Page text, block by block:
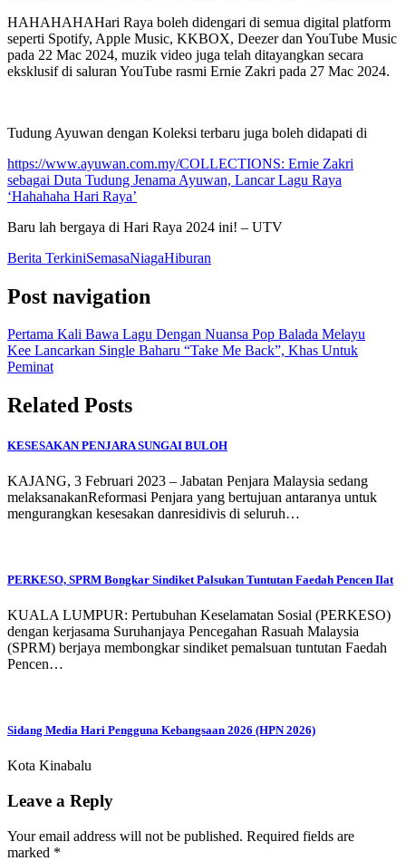
HAHAHAHAHari Raya boleh didengari di semua digital platform
seperti Spotify, Apple Music, KKBOX, Deezer dan YouTube Music
pada 22 Mac 2024, muzik video juga telah ditayangkan secara
eksklusif di saluran YouTube rasmi Ernie Zakri pada 27 Mac 2024.
Tudung Ayuwan dengan Koleksi terbaru juga boleh didapati di
https://www.ayuwan.com.my/COLLECTIONS: Ernie Zakri
sebagai Duta Tudung Jenama Ayuwan, Lancar Lagu Raya
‘Hahahaha Hari Raya’
Baru lah bergaya di Hari Raya 2024 ini! – UTV
Berita TerkiniSemasaNiagaHiburan
Post navigation
Pertama Kali Bawa Lagu Dengan Nuansa Pop Balada Melayu
Kee Lancarkan Single Baharu “Take Me Back”, Khas Untuk
Peminat
Related Posts
KESESAKAN PENJARA SUNGAI BULOH
KAJANG, 3 Februari 2023 – Jabatan Penjara Malaysia sedang
melaksanakanReformasi Penjara yang bertujuan antaranya untuk
mengurangkan kesesakan danresidivis di seluruh…
PERKESO, SPRM Bongkar Sindiket Palsukan Tuntutan Faedah Pencen Ilat
KUALA LUMPUR: Pertubuhan Keselamatan Sosial (PERKESO)
dengan kerjasama Suruhanjaya Pencegahan Rasuah Malaysia
(SPRM) berjaya membongkar sindiket pemalsuan tuntutan Faedah
Pencen…
Sidang Media Hari Pengguna Kebangsaan 2026 (HPN 2026)
Kota Kinabalu
Leave a Reply
Your email address will not be published. Required fields are
marked *